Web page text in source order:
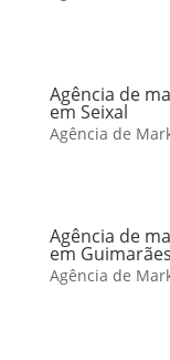
Agência de
em Seixal
Agência de
Agência de
em Guimarães
Agência de